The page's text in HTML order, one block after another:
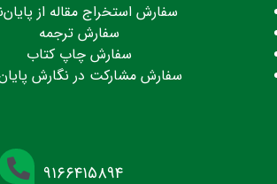
سفارش استخراج مقاله از
سفارش ترجمه
سفارش چاپ کتاب
سفارش مشارکت در نگارش
۹۱۶۶۴۱۵۸۹۴